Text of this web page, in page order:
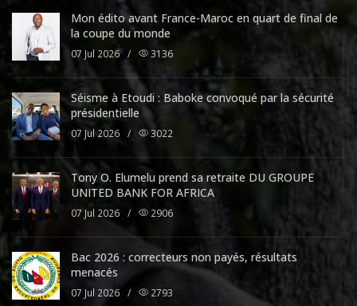
Mon édito avant France-Maroc en quart de final de
la coupe du monde
07 Jul 2026 / 3136
Séisme à Etoudi : Baboke convoqué par la sécurité
présidentielle
07 Jul 2026 / 3022
Tony O. Elumelu prend sa retraite DU GROUPE
UNITED BANK FOR AFRICA
07 Jul 2026 / 2906
Bac 2026 : correcteurs non payés, résultats
menacés
07 Jul 2026 / 2793